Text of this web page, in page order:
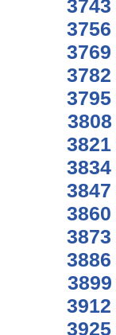
3743
3756
3769
3782
3795
3808
3821
3834
3847
3860
3873
3886
3899
3912
3925